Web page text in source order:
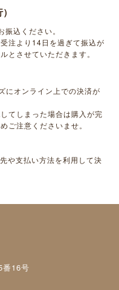
込ください。
注より14日を過ぎて振込が
とさせていただきます。
にオンライン上での決済が
てしまった場合は購入が完
ご注意くださいませ。
や支払い方法を利用して決
番16号